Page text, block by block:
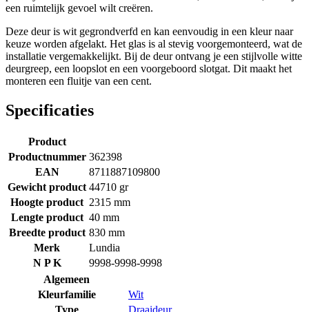
een ruimtelijk gevoel wilt creëren.
Deze deur is wit gegrondverfd en kan eenvoudig in een kleur naar
keuze worden afgelakt. Het glas is al stevig voorgemonteerd, wat de
installatie vergemakkelijkt. Bij de deur ontvang je een stijlvolle witte
deurgreep, een loopslot en een voorgeboord slotgat. Dit maakt het
monteren een fluitje van een cent.
Specificaties
Product
Productnummer 362398
EAN
8711887109800
Gewicht product 44710 gr
Hoogte product 2315 mm
Lengte product 40 mm
Breedte product 830 mm
Merk
Lundia
N P K
9998-9998-9998
Algemeen
Kleurfamilie
Wit
Type
Draaideur